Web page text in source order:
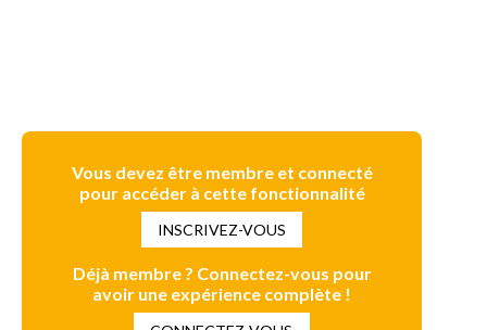
Vous devez être membre et connecté
pour accéder à cette fonctionnalité
INSCRIVEZ-VOUS
Déjà membre ? Connectez-vous pour
avoir une expérience complète !